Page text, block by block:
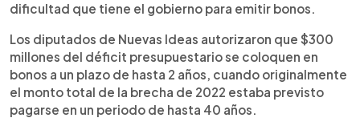
dificultad que tiene el gobierno para emitir bonos.
Los diputados de Nuevas Ideas autorizaron que $300
millones del déficit presupuestario se coloquen en
bonos a un plazo de hasta 2 años, cuando originalmente
el monto total de la brecha de 2022 estaba previsto
pagarse en un periodo de hasta 40 años.